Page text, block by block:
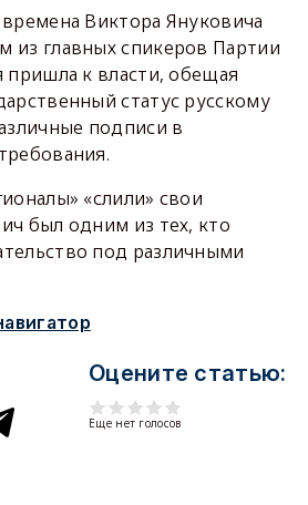
Виктора Януковича
главных спикеров Партии
пришла к власти, обещая
статус русскому
подписи в
«слили» свои
был одним из тех, кто
под различными
Оцените статью:
Еще нет голосов